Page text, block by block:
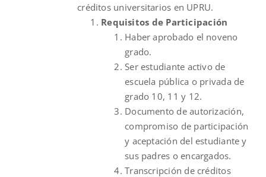
créditos universitarios en UPRU.
Requisitos de Participación
Haber aprobado el noveno
grado.
Ser estudiante activo de
escuela pública o privada de
grado 10, 11 y 12.
Documento de autorización,
compromiso de participación
y aceptación del estudiante y
sus padres o encargados.
Transcripción de créditos